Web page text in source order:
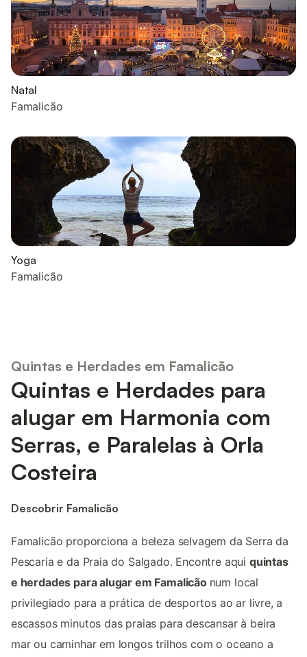
Natal
Famalicão
Yoga
Famalicão
Quintas e Herdades em Famalicão
Quintas e Herdades para
alugar em Harmonia com
Serras, e Paralelas à Orla
Costeira
Descobrir Famalicão
Famalicão proporciona a beleza selvagem da Serra da
Pescaria e da Praia do Salgado. Encontre aqui quintas
e herdades para alugar em Famalicão num local
privilegiado para a prática de desportos ao ar livre, a
escassos minutos das praias para descansar à beira
mar ou caminhar em longos trilhos com o oceano a